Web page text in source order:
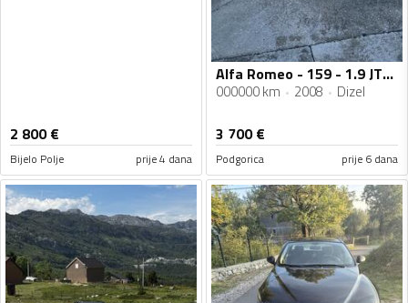
2 800€
Bijelo Polje prije 4 dana
Alfa Romeo - 159 - 1.9 JTDm
000000 km 2008 Dizel
3 700€
Podgorica prije 6 dana